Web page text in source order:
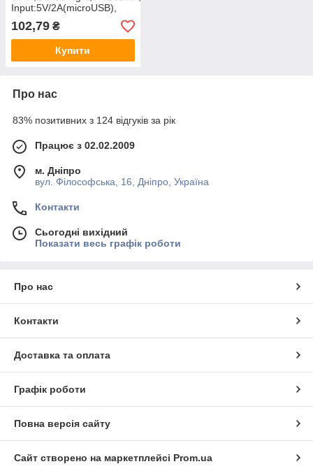
Input:5V/2A(microUSB),
Output:5V/2A(2хUSB),
rubberized case,
102,79 ₴
Купити
Про нас
83% позитивних з 124 відгуків за рік
Працює з 02.02.2009
м. Дніпро
вул. Філософська, 16, Дніпро, Україна
Контакти
Сьогодні вихідний
Показати весь графік роботи
Про нас
Контакти
Доставка та оплата
Графік роботи
Повна версія сайту
Сайт створено на маркетплейсі Prom.ua